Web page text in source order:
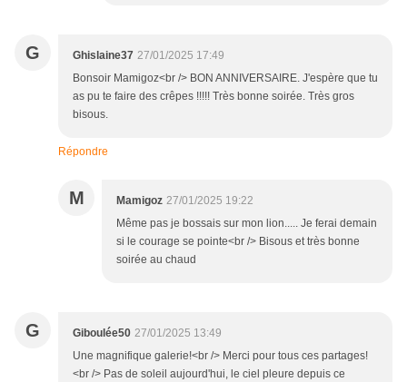
G Ghislaine37 27/01/2025 17:49
Bonsoir Mamigoz<br /> BON ANNIVERSAIRE. J'espère que tu
as pu te faire des crêpes !!!!! Très bonne soirée. Très gros
bisous.
Répondre
M Mamigoz 27/01/2025 19:22
Même pas je bossais sur mon lion..... Je ferai demain
si le courage se pointe<br /> Bisous et très bonne
soirée au chaud
G Giboulée50 27/01/2025 13:49
Une magnifique galerie!<br /> Merci pour tous ces partages!
<br /> Pas de soleil aujourd'hui, le ciel pleure depuis ce